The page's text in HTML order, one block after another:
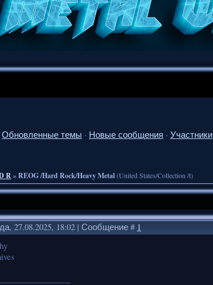
Обновленные темы · Новые сообщения · Участники
R»REOG /Hard Rock/Heavy Metal(United States/Collection /t)
27.08.2025, 18:02 | Сообщение # 1